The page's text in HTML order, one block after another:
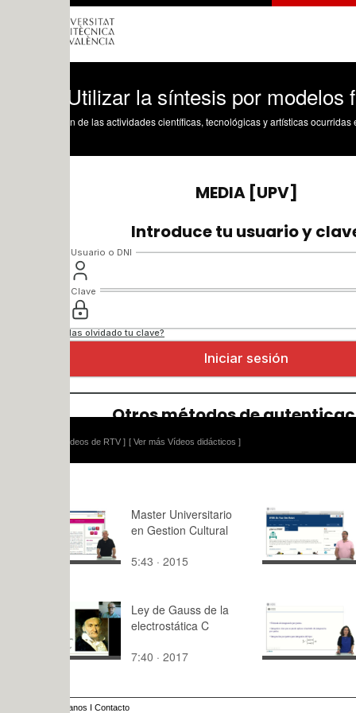
la síntesis por modelos físicos
de las actividades científicas, tecnológicas y artísticas ocurridas en los tres
[ Ver más Vídeos didácticos ]
Master Universitario
en Gestion Cultural
5:43 · 2015
Portal de
DYOR
4:14 · 2018
Ley de Gauss de la
electrostática C
7:40 · 2017
ejercicios
utilizando
de
6:57 · 2014